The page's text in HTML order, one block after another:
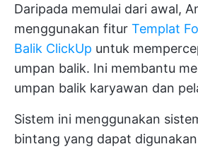
Daripada memulai dari awal,
menggunakan fitur Templat
Balik ClickUp untuk
umpan balik. Ini membantu
umpan balik karyawan dan
Sistem ini menggunakan
bintang yang dapat